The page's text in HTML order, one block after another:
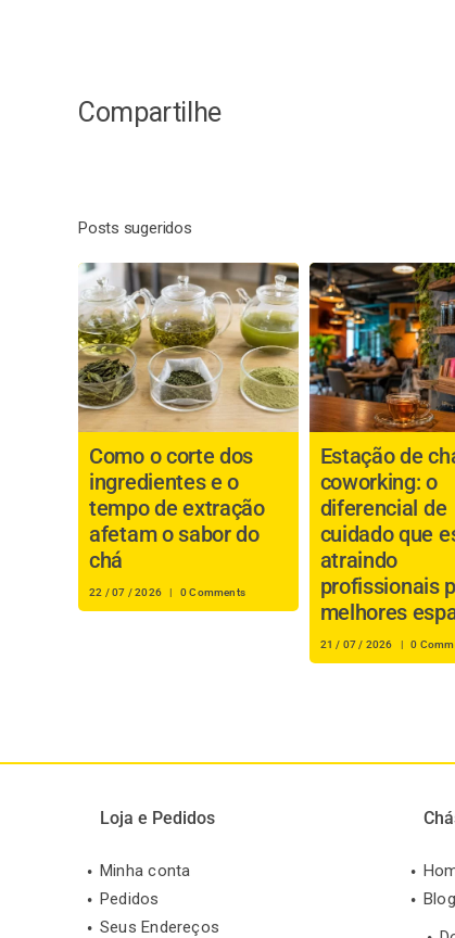
Compartilhe
Posts sugeridos
Como o corte dos
ingredientes e o
tempo de extração
afetam o sabor do
chá
22 / 07 / 2026 | 0 Comments
Estação de
coworking: o
diferencial de
cuidado que
atraindo
profissionais
melhores
21 / 07 / 2026 | 0
Loja e Pedidos
Minha conta
Pedidos
Seus Endereços
Blog